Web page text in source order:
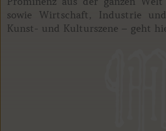
sowie Wirtschaft, Industrie
Kunst- und Kulturszene – geht